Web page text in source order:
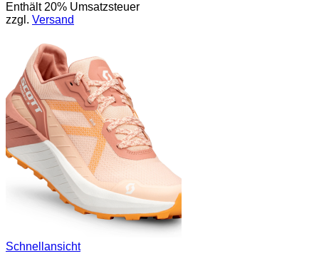
Enthält 20% Umsatzsteuer
zzgl. Versand
Schnellansicht